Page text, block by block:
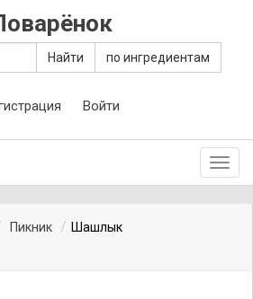
Найти по ингредиентам
Войти
Пикник
Шашлык